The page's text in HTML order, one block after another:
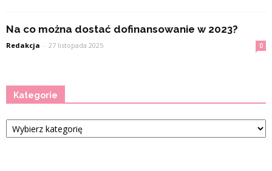
Na co można dostać dofinansowanie w 2023?
Redakcja - 27 listopada 2025 0
Kategorie
Kategorie